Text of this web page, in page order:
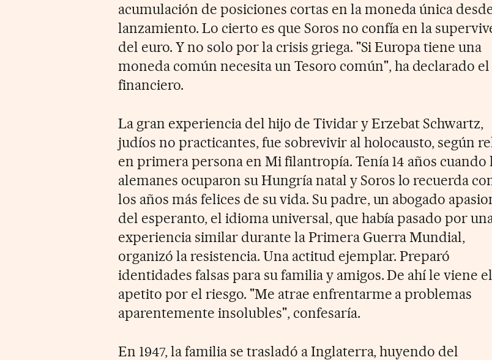
acumulación de posiciones cortas en la moneda única
lanzamiento. Lo cierto es que Soros no confía en la
del euro. Y no solo por la crisis griega. "Si Europa tiene una
moneda común necesita un Tesoro común", ha declarado el
financiero.
La gran experiencia del hijo de Tividar y Erzebat Schwartz,
judíos no practicantes, fue sobrevivir al holocausto, según
en primera persona en Mi filantropía. Tenía 14 años cuando
alemanes ocuparon su Hungría natal y Soros lo recuerda
los años más felices de su vida. Su padre, un abogado
del esperanto, el idioma universal, que había pasado por
experiencia similar durante la Primera Guerra Mundial,
organizó la resistencia. Una actitud ejemplar. Preparó
identidades falsas para su familia y amigos. De ahí le viene el
apetito por el riesgo. "Me atrae enfrentarme a problemas
aparentemente insolubles", confesaría.
En 1947, la familia se trasladó a Inglaterra, huyendo del